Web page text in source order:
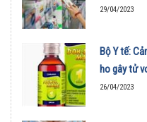
29/04/2023
Bộ Y tế:
ho gây tử
26/04/2023